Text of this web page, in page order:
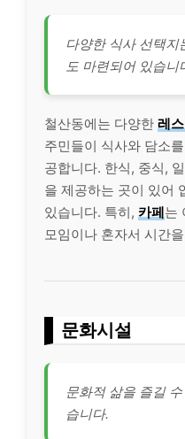
다양한 식사 선택지
도 마련되어 있습니
철산동에는 다양한 레
주민들이 식사와 담소
공합니다. 한식, 중식,
을 제공하는 곳이 있어
있습니다. 특히, 카페는
모임이나 혼자서 시간
문화시설
문화적 삶을 즐길
습니다.